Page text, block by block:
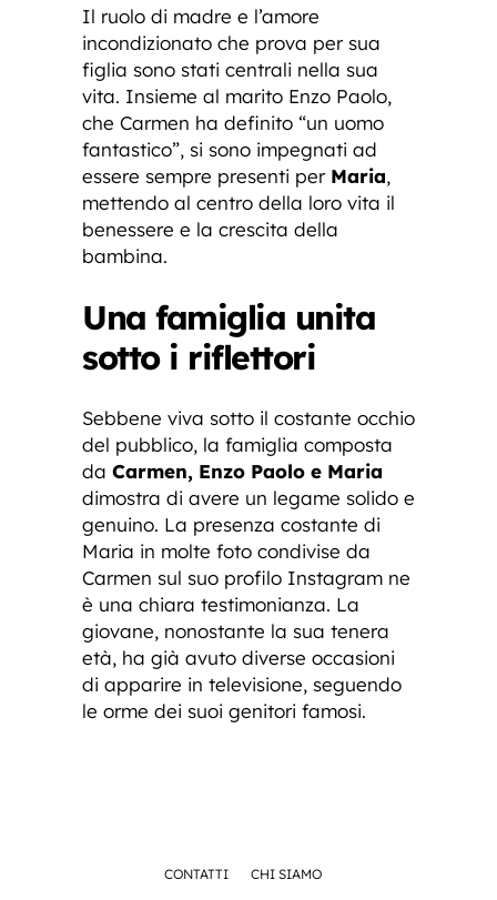
Il ruolo di madre e l’amore
incondizionato che prova per sua
figlia sono stati centrali nella sua
vita. Insieme al marito Enzo Paolo,
che Carmen ha definito “un uomo
fantastico”, si sono impegnati ad
essere sempre presenti per Maria,
mettendo al centro della loro vita il
benessere e la crescita della
bambina.
Una famiglia unita
sotto i riflettori
Sebbene viva sotto il costante occhio
del pubblico, la famiglia composta
da Carmen, Enzo Paolo e Maria
dimostra di avere un legame solido e
genuino. La presenza costante di
Maria in molte foto condivise da
Carmen sul suo profilo Instagram ne
è una chiara testimonianza. La
giovane, nonostante la sua tenera
età, ha già avuto diverse occasioni
di apparire in televisione, seguendo
le orme dei suoi genitori famosi.
CONTATTI CHI SIAMO